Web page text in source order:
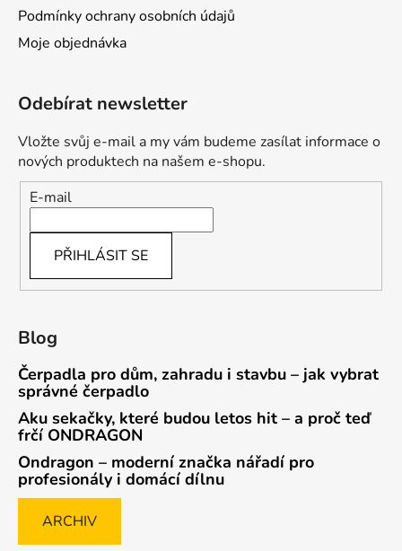
Podmínky ochrany osobních údajů
Moje objednávka
Odebírat newsletter
Vložte svůj e-mail a my vám budeme zasílat informace o
nových produktech na našem e-shopu.
E-mail
PŘIHLÁSIT SE
Blog
Čerpadla pro dům, zahradu i stavbu – jak vybrat
správné čerpadlo
Aku sekačky, které budou letos hit – a proč teď
frčí ONDRAGON
Ondragon – moderní značka nářadí pro
profesionály i domácí dílnu
ARCHIV